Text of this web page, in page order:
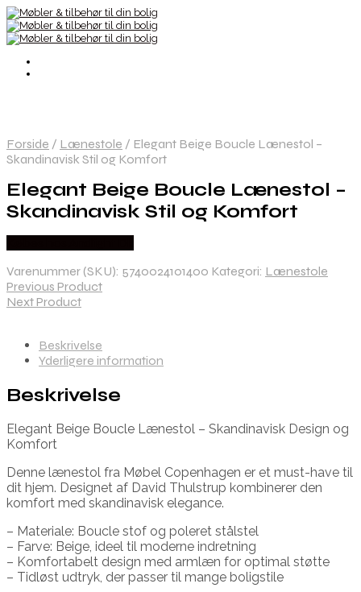
Forside / Lænestole / Elegant Beige Boucle Lænestol –
Skandinavisk Stil og Komfort
Elegant Beige Boucle Lænestol –
Skandinavisk Stil og Komfort
Varenummer (SKU): 5740024101400 Kategori: Lænestole
Previous Product
Next Product
Beskrivelse
Yderligere information
Beskrivelse
Elegant Beige Boucle Lænestol – Skandinavisk Design og
Komfort
Denne lænestol fra Møbel Copenhagen er et must-have til
dit hjem. Designet af David Thulstrup kombinerer den
komfort med skandinavisk elegance.
– Materiale: Boucle stof og poleret stålstel
– Farve: Beige, ideel til moderne indretning
– Komfortabelt design med armlæn for optimal støtte
– Tidløst udtryk, der passer til mange boligstile